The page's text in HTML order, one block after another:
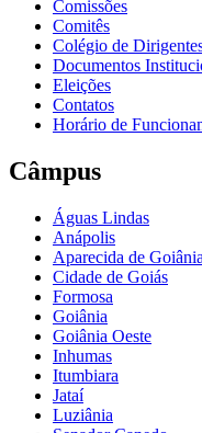
Comissões
Comitês
Colégio de
Documentos
Eleições
Contatos
Horário de
Câmpus
Águas Lindas
Anápolis
Aparecida de Goiânia
Cidade de Goiás
Formosa
Goiânia
Goiânia Oeste
Inhumas
Itumbiara
Jataí
Luziânia